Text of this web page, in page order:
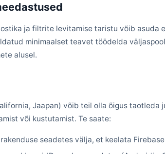
ja filtrite levitamise taristu võib asuda
minimaalset teavet töödelda
alusel.
Jaapan) võib teil olla õigus taotleda
või kustutamist. Te saate:
seadetes välja, et keelata